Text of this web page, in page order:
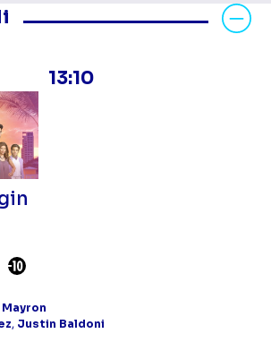
programmes Après-
13:10
, Justin Baldoni